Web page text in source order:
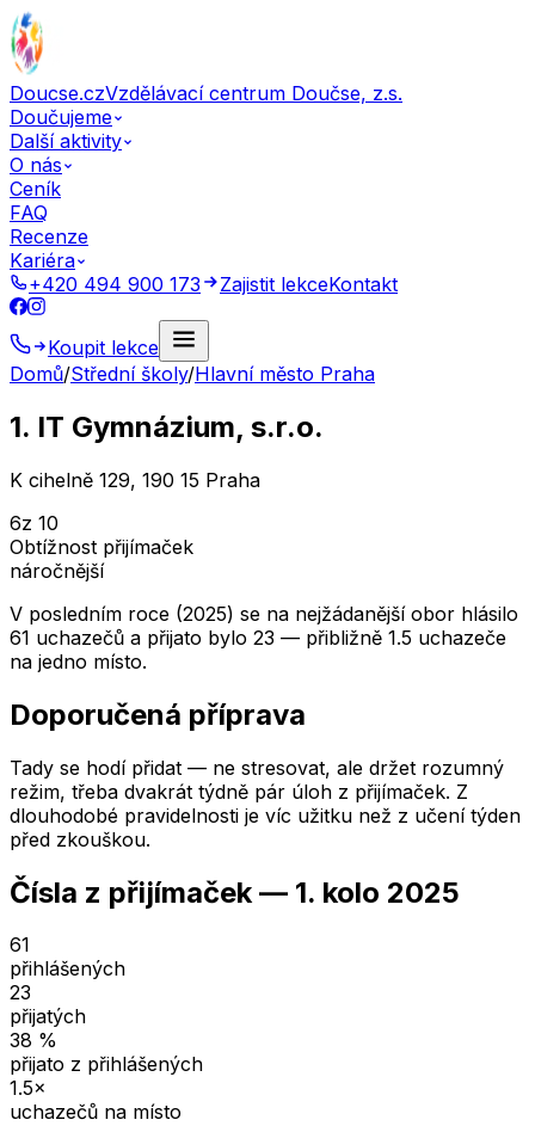
Doucse.czVzdělávací centrum Doučse, z.s.
Doučujeme
Další aktivity
O nás
Ceník
FAQ
Recenze
Kariéra
+420 494 900 173
Zajistit lekceKontakt
Koupit lekce
Domů/Střední školy/Hlavní město Praha
1. IT Gymnázium, s.r.o.
K cihelně 129, 190 15 Praha
6z 10
Obtížnost přijímaček
náročnější
V posledním roce (2025) se na nejžádanější obor hlásilo
61 uchazečů a přijato bylo 23 — přibližně 1.5 uchazeče
na jedno místo.
Doporučená příprava
Tady se hodí přidat — ne stresovat, ale držet rozumný
režim, třeba dvakrát týdně pár úloh z přijímaček. Z
dlouhodobé pravidelnosti je víc užitku než z učení týden
před zkouškou.
Čísla z přijímaček — 1. kolo 2025
61
přihlášených
23
přijatých
38 %
přijato z přihlášených
1.5×
uchazečů na místo